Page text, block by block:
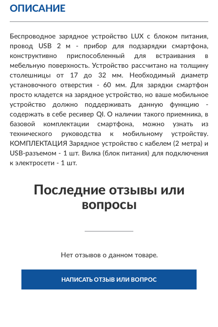
ОПИСАНИЕ
Беспроводное зарядное устройство LUX с блоком питания,
провод USB 2 м - прибор для подзарядки смартфона,
конструктивно приспособленный для встраивания в
мебельную поверхность. Устройство рассчитано на толщину
столешницы от 17 до 32 мм. Необходимый диаметр
установочного отверстия - 60 мм. Для зарядки смартфон
просто кладется на зарядное устройство, но ваше мобильное
устройство должно поддерживать данную функцию -
содержать в себе ресивер QI. О наличии такого приемника, в
базовой комплектации смартфона, можно узнать из
технического руководства к мобильному устройству.
КОМПЛЕКТАЦИЯ Зарядное устройство с кабелем (2 метра) и
USB-разъемом - 1 шт. Вилка (блок питания) для подключения
к электросети - 1 шт.
Последние отзывы или
вопросы
Нет отзывов о данном товаре.
НАПИСАТЬ ОТЗЫВ ИЛИ ВОПРОС